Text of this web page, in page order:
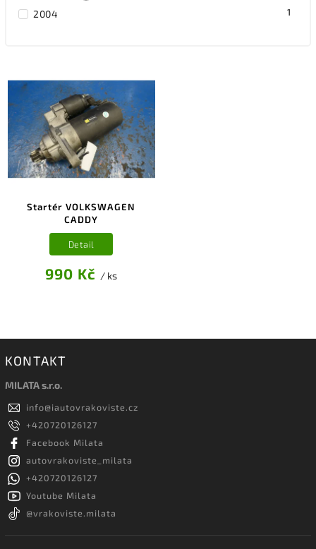
2004 1
Startér VOLKSWAGEN
CADDY
990 Kč / ks
Detail
KONTAKT
MILATA s.r.o.
info@iautovrakoviste.cz
+420720126127
Facebook Milata
autovrakoviste_milata
+420720126127
Youtube Milata
@vrakoviste.milata